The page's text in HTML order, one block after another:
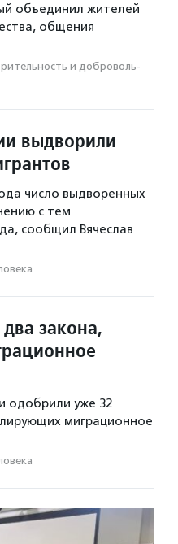
объединил жителей
общения
и доброволь­
выдворили
число выдворенных
с тем
сообщил Вячеслав
закона,
одобрили уже 32
миграционное